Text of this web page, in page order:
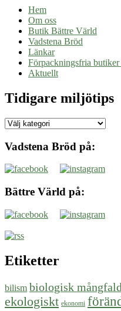
Hem
Om oss
Butik Bättre Värld
Vadstena Bröd
Länkar
Förpackningsfria
Aktuellt
Tidigare miljötips
Tidigare
Vadstena Bröd på:
Bättre Värld på:
Etiketter
bilism biologisk mångfald
ekologiskt ekonomi